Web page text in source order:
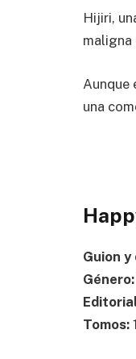
Hijiri,
maligna
Aunque
una
Guion y
Género:
Tomos: